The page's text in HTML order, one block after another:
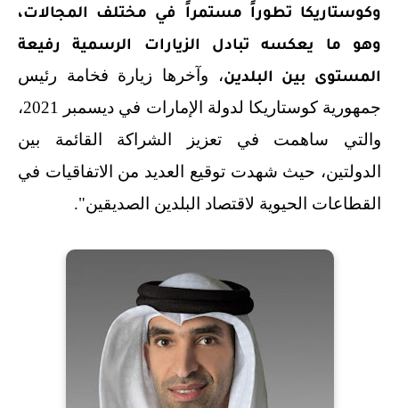
وكوستاريكا تطوراً مستمراً في مختلف المجالات،
وهو ما يعكسه تبادل الزيارات الرسمية رفيعة
المستوى بين البلدين، وآخرها زيارة فخامة رئيس
جمهورية كوستاريكا لدولة الإمارات في ديسمبر 2021،
والتي ساهمت في تعزيز الشراكة القائمة بين
الدولتين، حيث شهدت توقيع العديد من الاتفاقيات في
القطاعات الحيوية لاقتصاد البلدين الصديقين".